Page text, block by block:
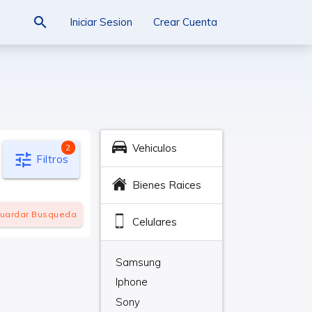
search Iniciar Sesion Crear Cuenta
tune Filtros
2
Busqueda
Vehiculos
Bienes Raices
Celulares
Samsung
Iphone
Sony